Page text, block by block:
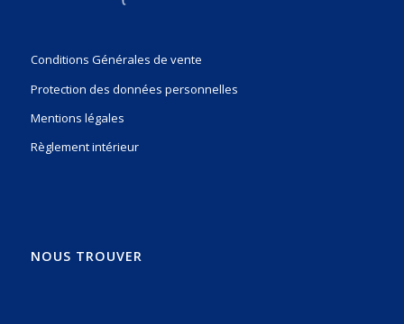
Conditions Générales de vente
Protection des données personnelles
Mentions légales
Règlement intérieur
NOUS TROUVER